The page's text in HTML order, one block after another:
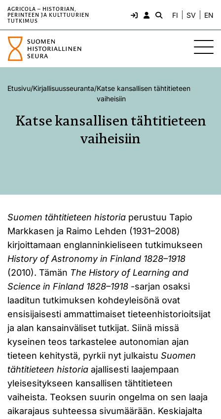
AGRICOLA – HISTORIAN,
PERINTEEN JA KULTTUURIEN
TUTKIMUS
FI SV EN
Etusivu/Kirjallisuusseuranta/Katse kansallisen tähtitieteen
vaiheisiin
Katse kansallisen tähtitieteen
vaiheisiin
Suomen tähtitieteen historia perustuu Tapio
Markkasen ja Raimo Lehden (1931–2008)
kirjoittamaan englanninkieliseen tutkimukseen
History of Astronomy in Finland 1828–1918
(2010). Tämän The History of Learning and
Science in Finland 1828–1918 -sarjan osaksi
laaditun tutkimuksen kohdeyleisönä ovat
ensisijaisesti ammattimaiset tieteenhistorioitsijat
ja alan kansainväliset tutkijat. Siinä missä
kyseinen teos tarkastelee autonomian ajan
tieteen kehitystä, pyrkii nyt julkaistu Suomen
tähtitieteen historia ajallisesti laajempaan
yleisesitykseen kansallisen tähtitieteen
vaiheista. Teoksen suurin ongelma on sen laaja
aikarajaus suhteessa sivumäärään. Keskiajalta